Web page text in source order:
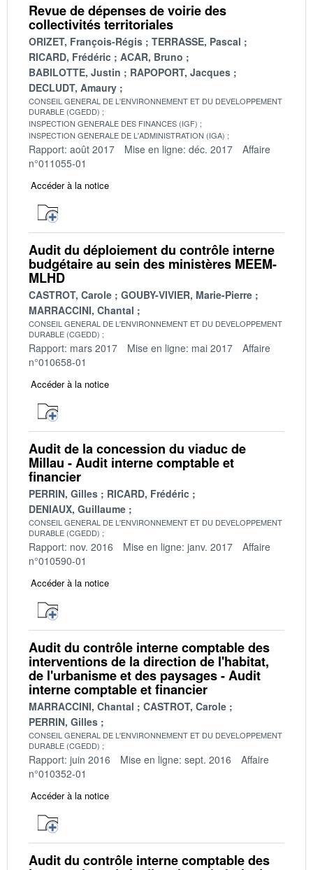
Revue de dépenses de voirie des
collectivités territoriales
ORIZET, François-Régis
TERRASSE, Pascal
RICARD, Frédéric
ACAR, Bruno
BABILOTTE, Justin
RAPOPORT, Jacques
DECLUDT, Amaury
CONSEIL GENERAL DE L'ENVIRONNEMENT ET DU DEVELOPPEMENT
DURABLE (CGEDD)
INSPECTION GENERALE DES FINANCES (IGF)
INSPECTION GENERALE DE L'ADMINISTRATION (IGA)
Rapport: août 2017 Mise en ligne: déc. 2017
Affaire
n°011055-01
Accéder à la notice
Audit du déploiement du contrôle interne
budgétaire au sein des ministères MEEM-
MLHD
CASTROT, Carole
GOUBY-VIVIER, Marie-Pierre
MARRACCINI, Chantal
CONSEIL GENERAL DE L'ENVIRONNEMENT ET DU DEVELOPPEMENT
DURABLE (CGEDD)
Rapport: mars 2017 Mise en ligne: mai 2017
Affaire
n°010658-01
Accéder à la notice
Audit de la concession du viaduc de
Millau - Audit interne comptable et
financier
PERRIN, Gilles
RICARD, Frédéric
DENIAUX, Guillaume
CONSEIL GENERAL DE L'ENVIRONNEMENT ET DU DEVELOPPEMENT
DURABLE (CGEDD)
Rapport: nov. 2016 Mise en ligne: janv. 2017
Affaire
n°010590-01
Accéder à la notice
Audit du contrôle interne comptable des
interventions de la direction de l'habitat,
de l'urbanisme et des paysages - Audit
interne comptable et financier
MARRACCINI, Chantal
CASTROT, Carole
PERRIN, Gilles
CONSEIL GENERAL DE L'ENVIRONNEMENT ET DU DEVELOPPEMENT
DURABLE (CGEDD)
Rapport: juin 2016 Mise en ligne: sept. 2016
Affaire
n°010352-01
Accéder à la notice
Audit du contrôle interne comptable des